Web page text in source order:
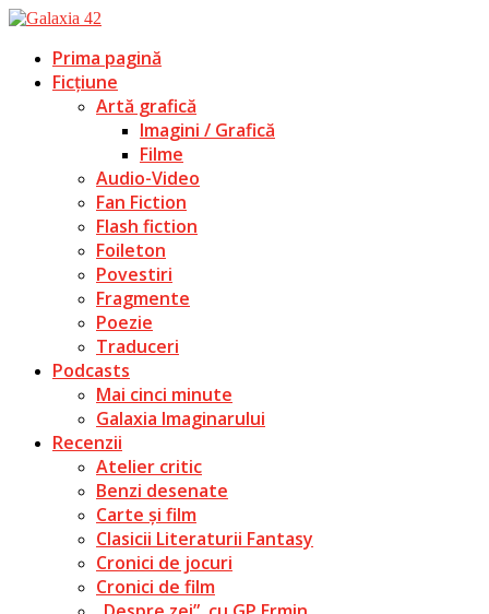
Prima pagină
Ficțiune
Artă grafică
Imagini / Grafică
Filme
Audio-Video
Fan Fiction
Flash fiction
Foileton
Povestiri
Fragmente
Poezie
Traduceri
Podcasts
Mai cinci minute
Galaxia Imaginarului
Recenzii
Atelier critic
Benzi desenate
Carte și film
Clasicii Literaturii Fantasy
Cronici de jocuri
Cronici de film